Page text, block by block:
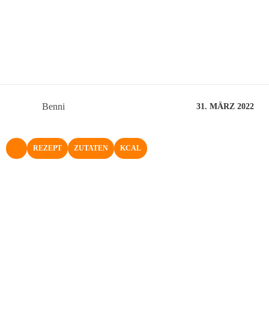
Benni 31. MÄRZ 2022
NACH OBEN
REZEPT ZUTATEN KCAL